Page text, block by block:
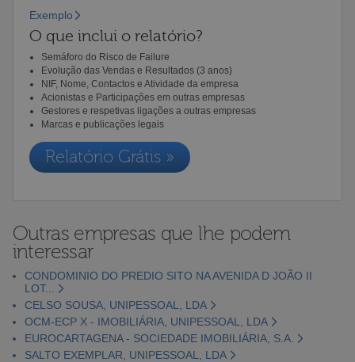
Exemplo
O que inclui o relatório?
Semáforo do Risco de Failure
Evolução das Vendas e Resultados (3 anos)
NIF, Nome, Contactos e Atividade da empresa
Acionistas e Participações em outras empresas
Gestores e respetivas ligações a outras empresas
Marcas e publicações legais
Relatório Grátis »
Outras empresas que lhe podem
interessar
CONDOMINIO DO PREDIO SITO NA AVENIDA D JOÃO II
LOT...
CELSO SOUSA, UNIPESSOAL, LDA
OCM-ECP X - IMOBILIÁRIA, UNIPESSOAL, LDA
EUROCARTAGENA - SOCIEDADE IMOBILIÁRIA, S.A.
SALTO EXEMPLAR, UNIPESSOAL, LDA